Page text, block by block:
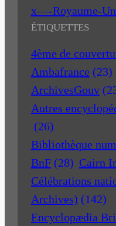
x—-Royaume-
ÉTIQUETTES
4ème de
Ambafrance (23)
ArchivesGouv
Autres
(26)
Bibliothèque
BnF (28) Cairn
Célébrations
Archives) (142)
Encyclopædia